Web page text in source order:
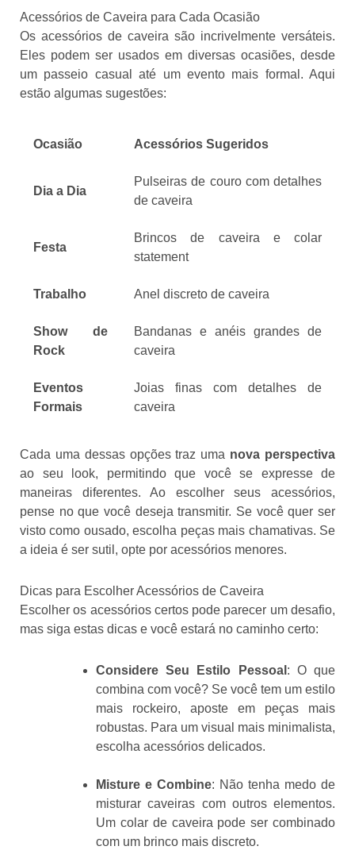
Acessórios de Caveira para Cada Ocasião
Os acessórios de caveira são incrivelmente versáteis.
Eles podem ser usados em diversas ocasiões, desde
um passeio casual até um evento mais formal. Aqui
estão algumas sugestões:
Ocasião Acessórios Sugeridos
Dia a Dia
Pulseiras de couro com detalhes
de caveira
Festa
Brincos de caveira e colar
statement
Trabalho Anel discreto de caveira
Show de
Rock
Bandanas e anéis grandes de
caveira
Eventos
Formais
Joias finas com detalhes de
caveira
Cada uma dessas opções traz uma nova perspectiva
ao seu look, permitindo que você se expresse de
maneiras diferentes. Ao escolher seus acessórios,
pense no que você deseja transmitir. Se você quer ser
visto como ousado, escolha peças mais chamativas. Se
a ideia é ser sutil, opte por acessórios menores.
Dicas para Escolher Acessórios de Caveira
Escolher os acessórios certos pode parecer um desafio,
mas siga estas dicas e você estará no caminho certo:
Considere Seu Estilo Pessoal : O que
combina com você? Se você tem um estilo
mais rockeiro, aposte em peças mais
robustas. Para um visual mais minimalista,
escolha acessórios delicados.
Misture e Combine: Não tenha medo de
misturar caveiras com outros elementos.
Um colar de caveira pode ser combinado
com um brinco mais discreto.